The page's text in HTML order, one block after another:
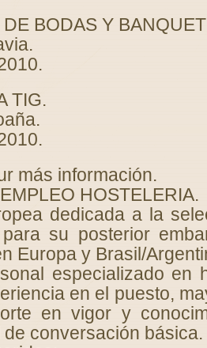
BODAS Y
TIG.
más información.
HOSTELERIA.
dedicada a la
su posterior
Europa y Brasil/
especializado en
en el puesto,
en vigor y
conversación básica.